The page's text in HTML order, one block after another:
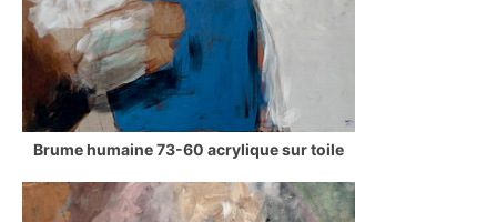
Brume humaine 73-60 acrylique sur toile